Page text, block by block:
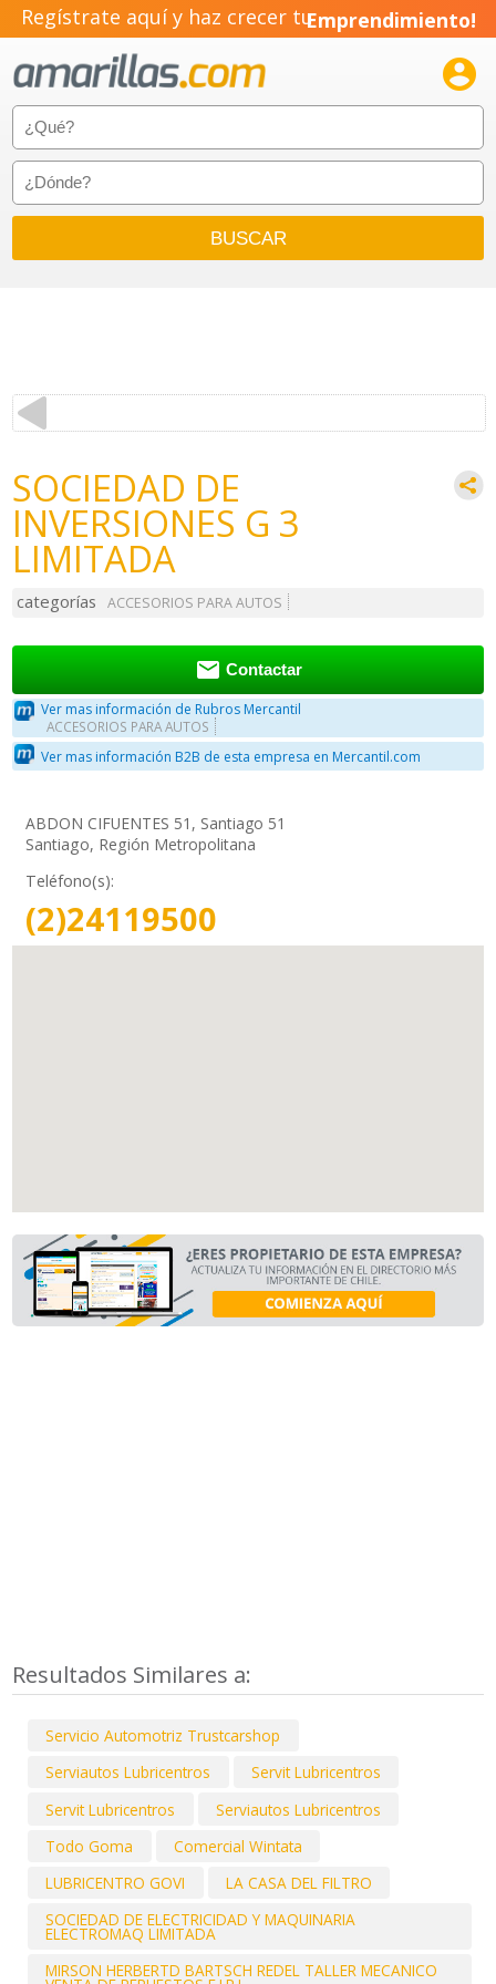
Regístrate aquí y haz crecer tuEmprendimiento!

SOCIEDAD DE
INVERSIONES G 3
LIMITADA
categorías ACCESORIOS PARA AUTOS
 Contactar
Ver mas información de Rubros Mercantil
ACCESORIOS PARA AUTOS
Ver mas información B2B de esta empresa en Mercantil.com
ABDON CIFUENTES 51, Santiago 51
Santiago, Región Metropolitana
Teléfono(s):
(2)24119500
Resultados Similares a:
Servicio Automotriz Trustcarshop
Serviautos Lubricentros
Servit Lubricentros
Servit Lubricentros
Serviautos Lubricentros
Todo Goma
Comercial Wintata
LUBRICENTRO GOVI
LA CASA DEL FILTRO
SOCIEDAD DE ELECTRICIDAD Y MAQUINARIA
ELECTROMAQ LIMITADA
MIRSON HERBERTD BARTSCH REDEL TALLER MECANICO